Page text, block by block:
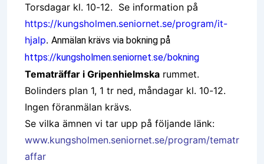
Torsdagar kl. 10-12. Se information på
https://kungsholmen.seniornet.se/program/it-
hjalp. Anmälan krävs via bokning på
https://kungsholmen.seniornet.se/bokning
Tematräffar i Gripenhielmska rummet.
Bolinders plan 1, 1 tr ned, måndagar kl. 10-12.
Ingen föranmälan krävs.
Se vilka ämnen vi tar upp på följande länk:
www.kungsholmen.seniornet.se/program/tematr
affar